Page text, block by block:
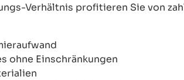
Verhältnis profitieren Sie von
ohne Einschränkungen